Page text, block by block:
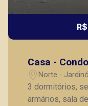
Casa -
Norte -
3 dormitórios,
armários, sala